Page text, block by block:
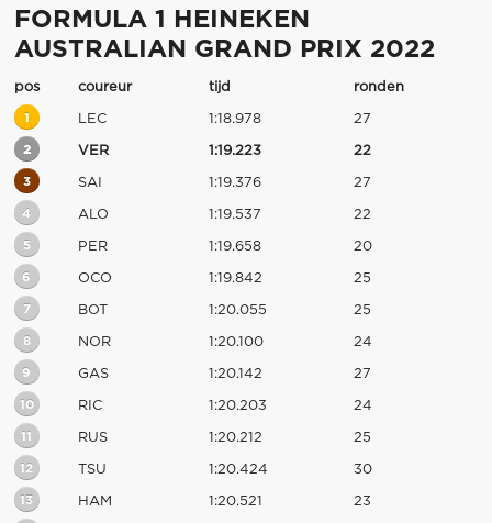
FORMULA 1 HEINEKEN
AUSTRALIAN GRAND PRIX 2022
pos coureur tijd ronden
1 LEC 1:18.978 27
2 VER 1:19.223 22
3 SAI 1:19.376 27
4 ALO 1:19.537 22
5 PER 1:19.658 20
6 OCO 1:19.842 25
7 BOT 1:20.055 25
8 NOR 1:20.100 24
9 GAS 1:20.142 27
10 RIC 1:20.203 24
11 RUS 1:20.212 25
12 TSU 1:20.424 30
13 HAM 1:20.521 23